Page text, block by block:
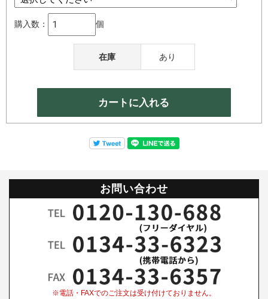
購入数： 個
在庫 あり
お問い合わせ
※電話・FAXでのご注文は受け付けておりません。